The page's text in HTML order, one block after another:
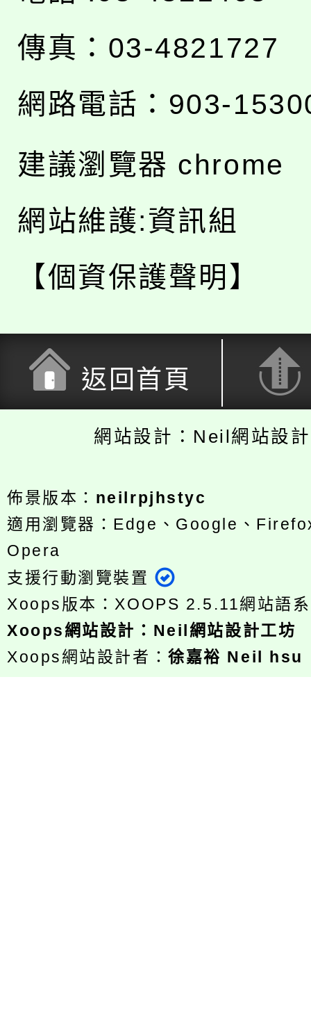
傳真：03-4821727
網路電話：903-
建議瀏覽器 chrome
網站維護:資訊組
【個資保護聲明】
返回首頁
網站設計：Neil網站設
佈景版本： neilrpjhstyc
適用瀏覽器：Edge、Google、
Opera
支援行動瀏覽裝置
Xoops版本： XOOPS 2.5.11網站語
Xoops網站設計 ： Neil網站設計工坊
Xoops網站設計者：徐嘉裕 Neil hsu